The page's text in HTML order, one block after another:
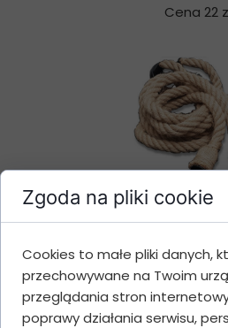
Cena 22
Oprawa
Lina
3xE27
Cena 109 zł
Zgoda na pliki cookie
Cookies to małe pliki danych,
przechowywane na Twoim
przeglądania stron
poprawy działania serwisu,